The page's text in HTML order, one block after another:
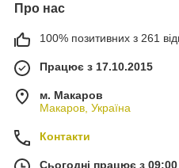
Про нас
100% позитивних з 261
Працює з 17.10.2015
м. Макаров
Макаров, Україна
Контакти
Сьогодні працює з